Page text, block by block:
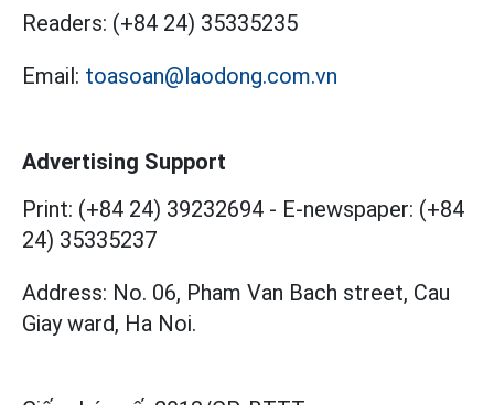
Readers: (+84 24) 35335235
Email: toasoan@laodong.com.vn
Advertising Support
Print: (+84 24) 39232694 - E-newspaper: (+84
24) 35335237
Address: No. 06, Pham Van Bach street, Cau
Giay ward, Ha Noi.